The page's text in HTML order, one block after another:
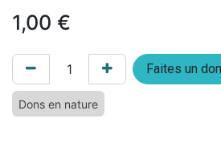
1,00 €
Faites un
Dons en nature